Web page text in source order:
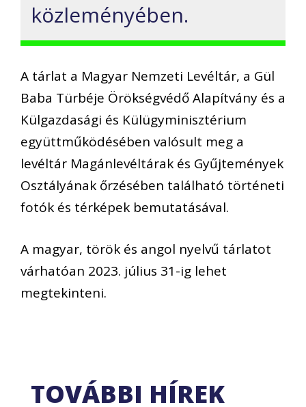
közleményében.
A tárlat a Magyar Nemzeti Levéltár, a Gül
Baba Türbéje Örökségvédő Alapítvány és a
Külgazdasági és Külügyminisztérium
együttműködésében valósult meg a
levéltár Magánlevéltárak és Gyűjtemények
Osztályának őrzésében található történeti
fotók és térképek bemutatásával.
A magyar, török és angol nyelvű tárlatot
várhatóan 2023. július 31-ig lehet
megtekinteni.
TOVÁBBI HÍREK